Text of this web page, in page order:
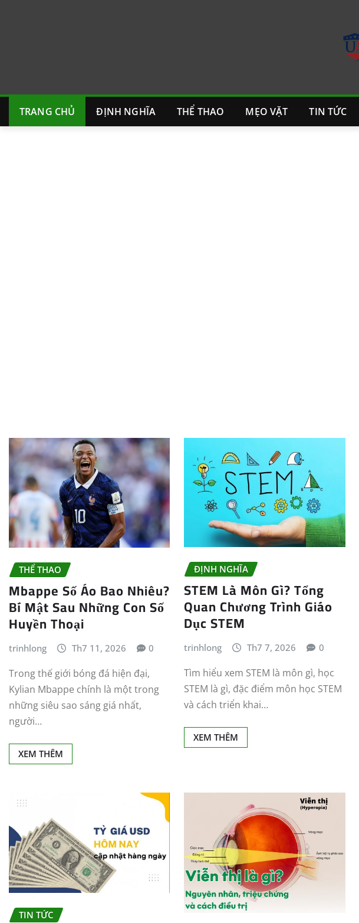
TRANG CHỦ ĐỊNH NGHĨA THỂ THAO MẸO VẶT TIN TỨC
THỂ THAO
Mbappe Số Áo Bao Nhiêu?
Bí Mật Sau Những Con Số
Huyền Thoại
trinhlong Th7 11, 2026 0
Trong thế giới bóng đá hiện đại,
Kylian Mbappe chính là một trong
những siêu sao sáng giá nhất,
người…
XEM THÊM
ĐỊNH NGHĨA
STEM Là Môn Gì? Tổng
Quan Chương Trình Giáo
Dục STEM
trinhlong Th7 7, 2026 0
Tìm hiểu xem STEM là môn gì, học
STEM là gì, đặc điểm môn học STEM
và cách triển khai…
XEM THÊM
TIN TỨC